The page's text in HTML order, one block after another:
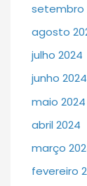
setembro
agosto
julho 2024
junho 2024
maio 2024
abril 2024
março
fevereiro